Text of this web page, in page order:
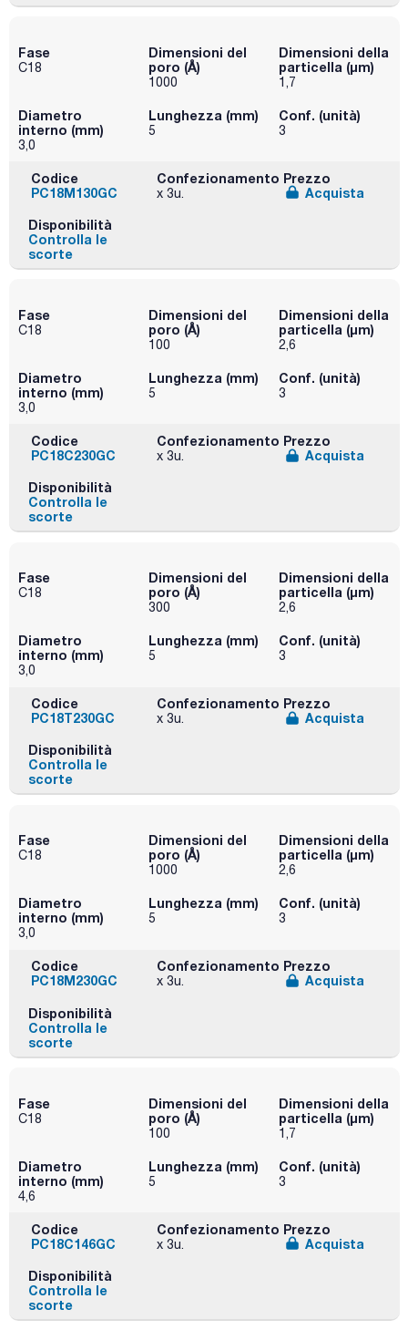
Fase
C18
Dimensioni del
poro (Å)
1000
Dimensioni della
particella (μm)
1,7
Diametro
interno (mm)
3,0
Lunghezza (mm)
5
Conf. (unità)
3
Codice
PC18M130GC
Confezionamento
x 3u.
Prezzo
Acquista
Disponibilità
Controlla le
scorte
Fase
C18
Dimensioni del
poro (Å)
100
Dimensioni della
particella (μm)
2,6
Diametro
interno (mm)
3,0
Lunghezza (mm)
5
Conf. (unità)
3
Codice
PC18C230GC
Confezionamento
x 3u.
Prezzo
Acquista
Disponibilità
Controlla le
scorte
Fase
C18
Dimensioni del
poro (Å)
300
Dimensioni della
particella (μm)
2,6
Diametro
interno (mm)
3,0
Lunghezza (mm)
5
Conf. (unità)
3
Codice
PC18T230GC
Confezionamento
x 3u.
Prezzo
Acquista
Disponibilità
Controlla le
scorte
Fase
C18
Dimensioni del
poro (Å)
1000
Dimensioni della
particella (μm)
2,6
Diametro
interno (mm)
3,0
Lunghezza (mm)
5
Conf. (unità)
3
Codice
PC18M230GC
Confezionamento
x 3u.
Prezzo
Acquista
Disponibilità
Controlla le
scorte
Fase
C18
Dimensioni del
poro (Å)
100
Dimensioni della
particella (μm)
1,7
Diametro
interno (mm)
4,6
Lunghezza (mm)
5
Conf. (unità)
3
Codice
PC18C146GC
Confezionamento
x 3u.
Prezzo
Acquista
Disponibilità
Controlla le
scorte